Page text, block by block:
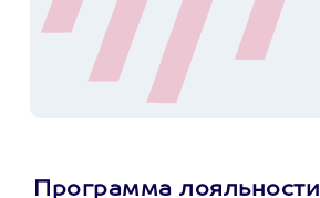
Программа лояльности